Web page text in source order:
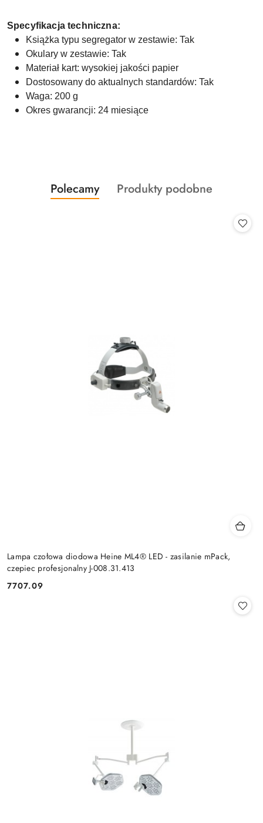
Specyfikacja techniczna:
Książka typu segregator w zestawie: Tak
Okulary w zestawie: Tak
Materiał kart: wysokiej jakości papier
Dostosowany do aktualnych standardów: Tak
Waga: 200 g
Okres gwarancji: 24 miesiące
Pomiń karuzelę produktów
Produkty
o
Polecamy
Produkty
Produkty podobne
Lampa czołowa diodowa Heine ML4® LED - zasilanie mPack,
czepiec profesjonalny J-008.31.413
Cena:
7707.09